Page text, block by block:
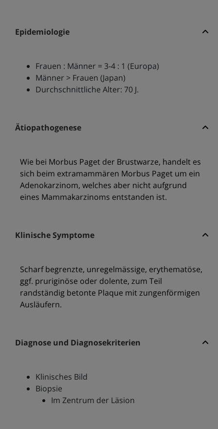
Epidemiologie
Frauen : Männer = 3-4 : 1 (Europa)
Männer > Frauen (Japan)
Durchschnittliche Alter: 70 J.
Ätiopathogenese
Wie bei Morbus Paget der Brustwarze, handelt es
sich beim extramammären Morbus Paget um ein
Adenokarzinom, welches aber nicht aufgrund
eines Mammakarzinoms entstanden ist.
Klinische Symptome
Scharf begrenzte, unregelmässige, erythematöse,
ggf. pruriginöse oder dolente, zum Teil
randständig betonte Plaque mit zungenförmigen
Ausläufern.
Diagnose und Diagnosekriterien
Klinisches Bild
Biopsie
Im Zentrum der Läsion